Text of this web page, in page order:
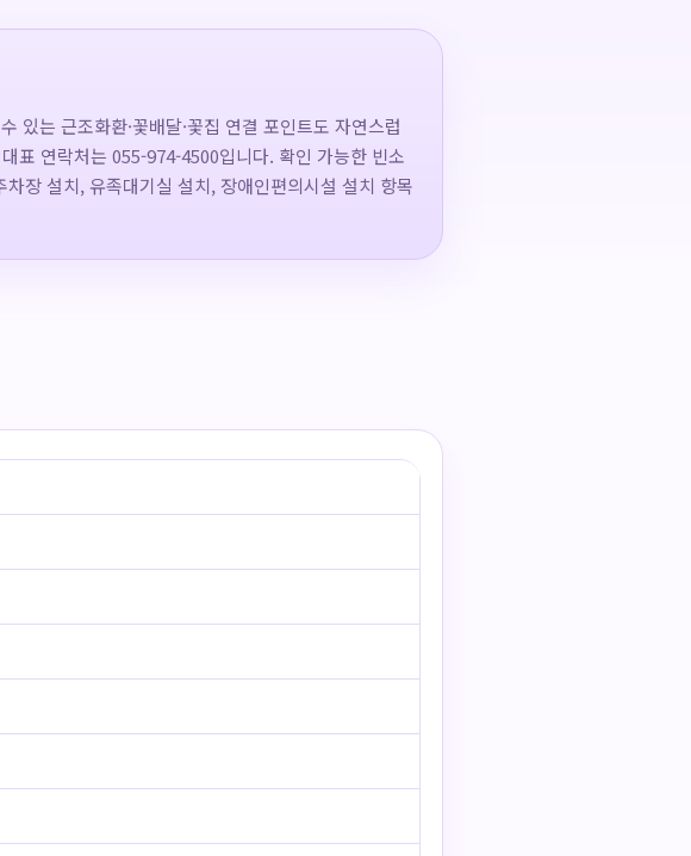
있는 근조화환·꽃배달·꽃집 연결 포인트도 자연스럽
표 연락처는 055-974-4500입니다. 확인 가능한 빈소
장 설치, 유족대기실 설치, 장애인편의시설 설치 항목